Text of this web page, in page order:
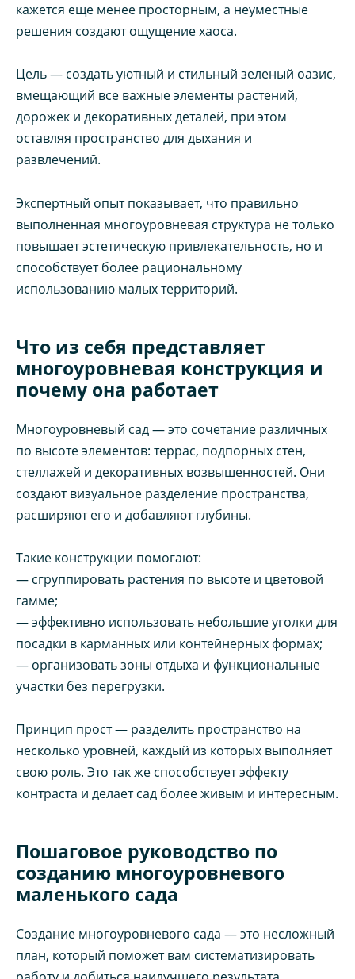
кажется еще менее просторным, а неуместные
решения создают ощущение хаоса.
Цель — создать уютный и стильный зеленый оазис,
вмещающий все важные элементы растений,
дорожек и декоративных деталей, при этом
оставляя пространство для дыхания и
развлечений.
Экспертный опыт показывает, что правильно
выполненная многоуровневая структура не только
повышает эстетическую привлекательность, но и
способствует более рациональному
использованию малых территорий.
Что из себя представляет
многоуровневая конструкция и
почему она работает
Многоуровневый сад — это сочетание различных
по высоте элементов: террас, подпорных стен,
стеллажей и декоративных возвышенностей. Они
создают визуальное разделение пространства,
расширяют его и добавляют глубины.
Такие конструкции помогают:
— сгруппировать растения по высоте и цветовой
гамме;
— эффективно использовать небольшие уголки для
посадки в карманных или контейнерных формах;
— организовать зоны отдыха и функциональные
участки без перегрузки.
Принцип прост — разделить пространство на
несколько уровней, каждый из которых выполняет
свою роль. Это так же способствует эффекту
контраста и делает сад более живым и интересным.
Пошаговое руководство по
созданию многоуровневого
маленького сада
Создание многоуровневого сада — это несложный
план, который поможет вам систематизировать